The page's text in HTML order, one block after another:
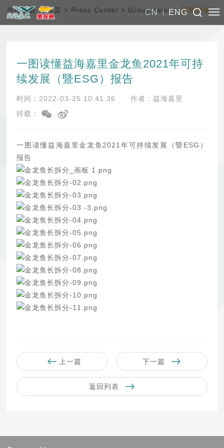
CN ENG
当前位置：首页 > Press Center > Group news > 新闻详情
一图读懂益海嘉里金龙鱼2021年可持
续发展（暨ESG）报告
时间：2022-03-25 10:41:36
作者：益海嘉里
转载：
一图读懂益海嘉里金龙鱼2021年可持续发展（暨ESG）
报告
上一篇 下一篇
返回列表